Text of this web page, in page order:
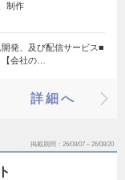
制作
発、及び配信サービス■
会社の…
詳細へ
掲載期間 26/08/07～26/08/20